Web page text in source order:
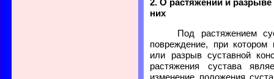
2. О растяжении и
них
Под растяжением
повреждение, при
или разрыв суставной
растяжения сустава